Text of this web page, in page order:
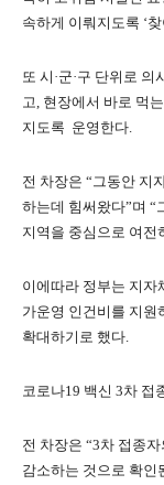
속하게 이뤄지도록 ‘
또 시·군·구 단위로
고, 현장에서 바로 먹
지도록 운영한다.
전 차장은 “그동안 지
하는데 힘써왔다”며 “
지역을 중심으로 여전
이에따라 정부는 지자
가운영 인건비를 지원
확대하기로 했다.
코로나19 백신 3차 접
전 차장은 “3차 접종
감소하는 것으로 확인